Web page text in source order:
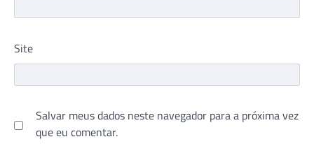
Site
Salvar meus dados neste navegador para a próxima vez
que eu comentar.